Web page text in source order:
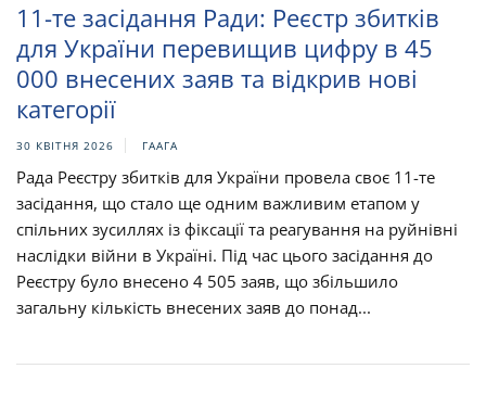
11-те засідання Ради: Реєстр збитків
для України перевищив цифру в 45
000 внесених заяв та відкрив нові
категорії
30 КВІТНЯ 2026 ГААГА
Рада Реєстру збитків для України провела своє 11-те
засідання, що стало ще одним важливим етапом у
спільних зусиллях із фіксації та реагування на руйнівні
наслідки війни в Україні. Під час цього засідання до
Реєстру було внесено 4 505 заяв, що збільшило
загальну кількість внесених заяв до понад...